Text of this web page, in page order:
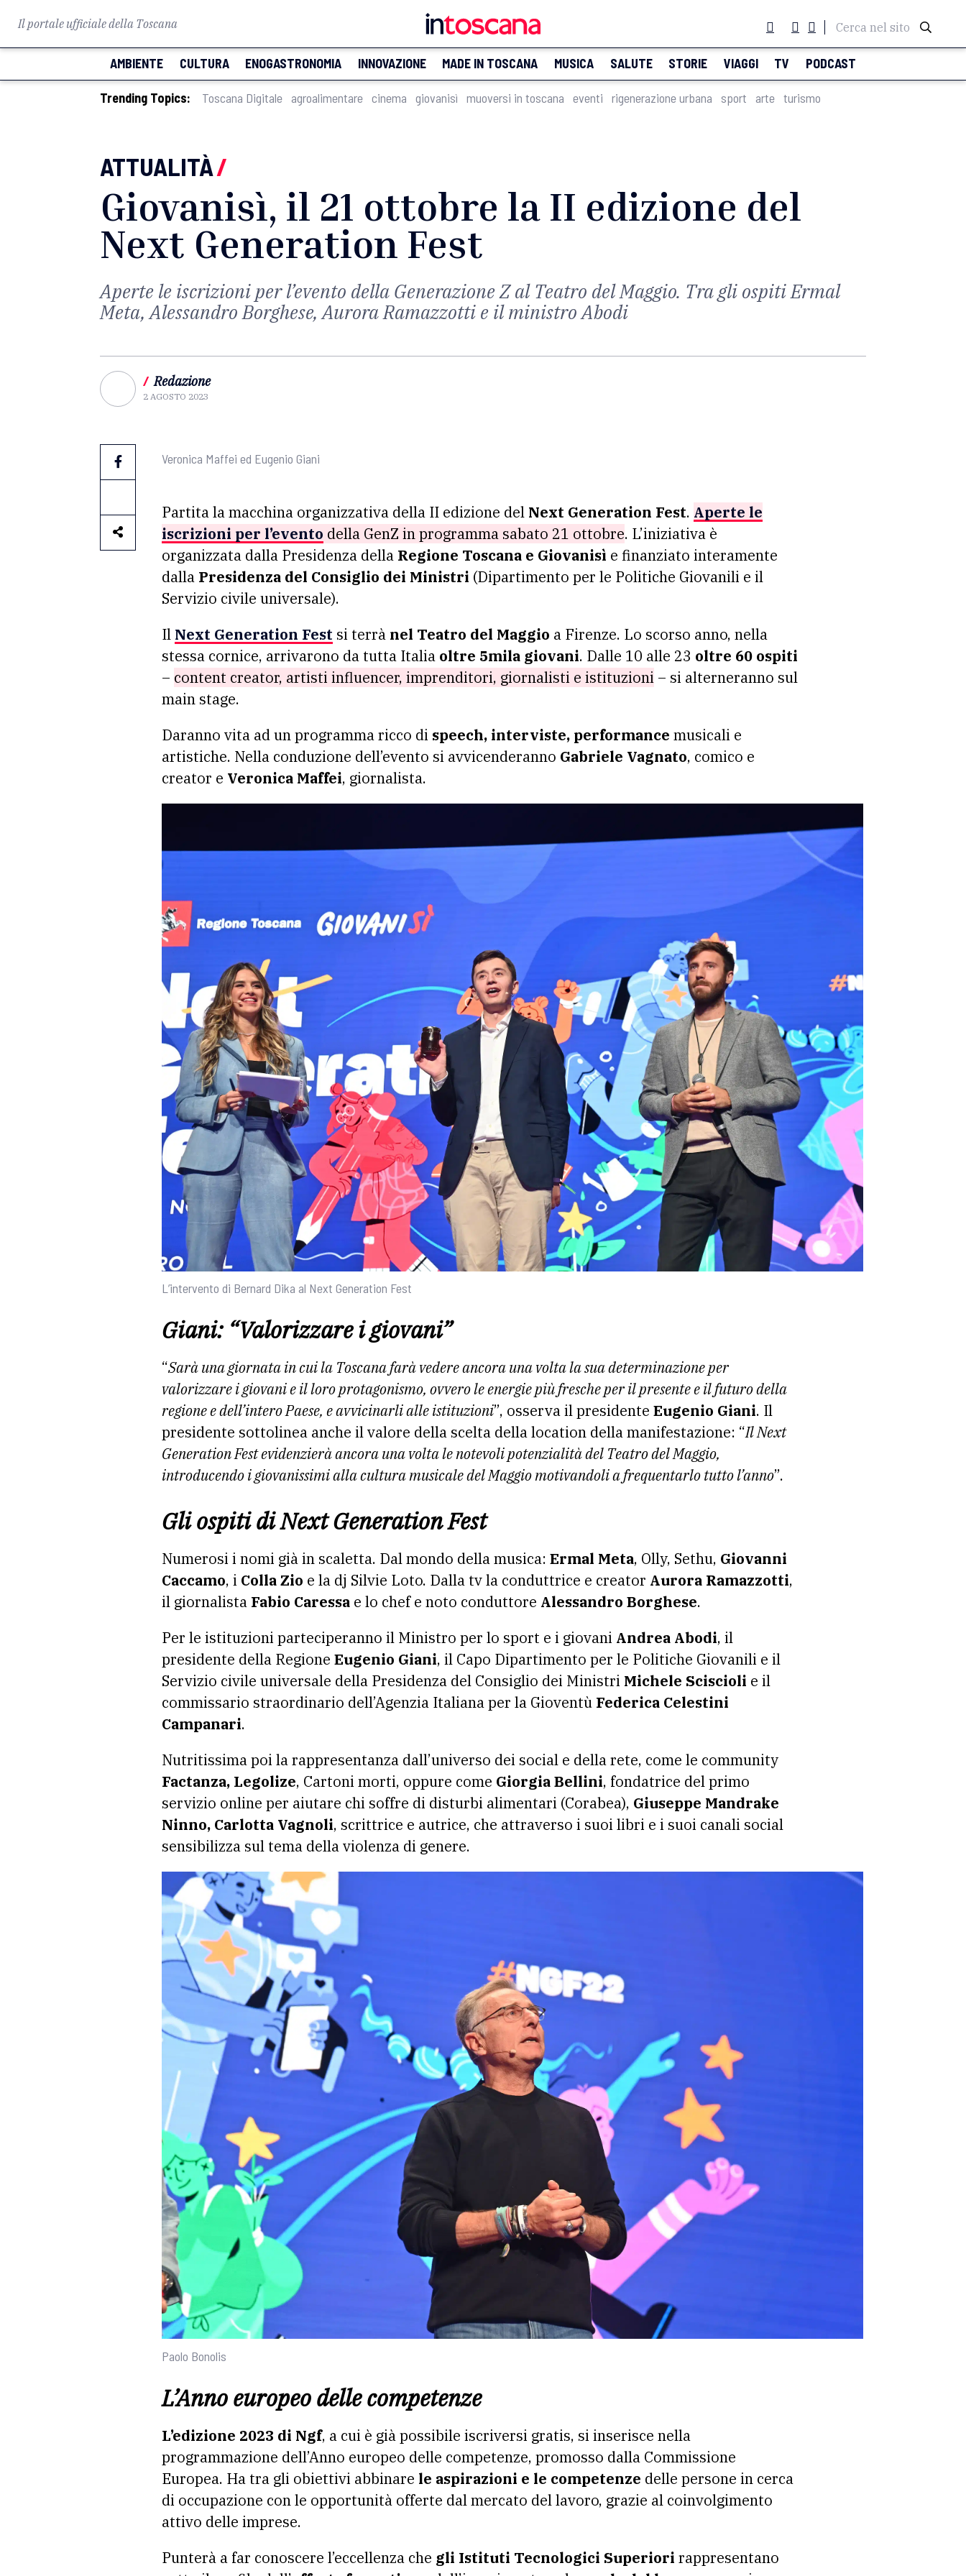
Il portale ufficiale della Toscana Cerca nel sito
AMBIENTE CULTURA ENOGASTRONOMIA INNOVAZIONE MADE IN TOSCANA MUSICA SALUTE STORIE VIAGGI TV PODCAST
Trending Topics: Toscana Digitale agroalimentare cinema giovanisì muoversi in toscana eventi rigenerazione urbana sport arte turismo
ATTUALITÀ/
Giovanisì, il 21 ottobre la II edizione del
Next Generation Fest
Aperte le iscrizioni per l’evento della Generazione Z al Teatro del Maggio. Tra gli ospiti Ermal
Meta, Alessandro Borghese, Aurora Ramazzotti e il ministro Abodi
/ Redazione
2 AGOSTO 2023
Veronica Maffei ed Eugenio Giani
Partita la macchina organizzativa della II edizione del Next Generation Fest. Aperte le
iscrizioni per l’evento della GenZ in programma sabato 21 ottobre. L’iniziativa è
organizzata dalla Presidenza della Regione Toscana e Giovanisì e finanziato interamente
dalla Presidenza del Consiglio dei Ministri (Dipartimento per le Politiche Giovanili e il
Servizio civile universale).
Il Next Generation Fest si terrà nel Teatro del Maggio a Firenze. Lo scorso anno, nella
stessa cornice, arrivarono da tutta Italia oltre 5mila giovani. Dalle 10 alle 23 oltre 60 ospiti
– content creator, artisti influencer, imprenditori, giornalisti e istituzioni – si alterneranno sul
main stage.
Daranno vita ad un programma ricco di speech, interviste, performance musicali e
artistiche. Nella conduzione dell’evento si avvicenderanno Gabriele Vagnato, comico e
creator e Veronica Maffei, giornalista.
L’intervento di Bernard Dika al Next Generation Fest
Giani: “Valorizzare i giovani”
“Sarà una giornata in cui la Toscana farà vedere ancora una volta la sua determinazione per
valorizzare i giovani e il loro protagonismo, ovvero le energie più fresche per il presente e il futuro della
regione e dell’intero Paese, e avvicinarli alle istituzioni”, osserva il presidente Eugenio Giani. Il
presidente sottolinea anche il valore della scelta della location della manifestazione: “Il Next
Generation Fest evidenzierà ancora una volta le notevoli potenzialità del Teatro del Maggio,
introducendo i giovanissimi alla cultura musicale del Maggio motivandoli a frequentarlo tutto l’anno”.
Gli ospiti di Next Generation Fest
Numerosi i nomi già in scaletta. Dal mondo della musica: Ermal Meta, Olly, Sethu, Giovanni
Caccamo, i Colla Zio e la dj Silvie Loto. Dalla tv la conduttrice e creator Aurora Ramazzotti,
il giornalista Fabio Caressa e lo chef e noto conduttore Alessandro Borghese.
Per le istituzioni parteciperanno il Ministro per lo sport e i giovani Andrea Abodi, il
presidente della Regione Eugenio Giani, il Capo Dipartimento per le Politiche Giovanili e il
Servizio civile universale della Presidenza del Consiglio dei Ministri Michele Sciscioli e il
commissario straordinario dell’Agenzia Italiana per la Gioventù Federica Celestini
Campanari.
Nutritissima poi la rappresentanza dall’universo dei social e della rete, come le community
Factanza, Legolize, Cartoni morti, oppure come Giorgia Bellini, fondatrice del primo
servizio online per aiutare chi soffre di disturbi alimentari (Corabea), Giuseppe Mandrake
Ninno, Carlotta Vagnoli, scrittrice e autrice, che attraverso i suoi libri e i suoi canali social
sensibilizza sul tema della violenza di genere.
Paolo Bonolis
L’Anno europeo delle competenze
L’edizione 2023 di Ngf, a cui è già possibile iscriversi gratis, si inserisce nella
programmazione dell’Anno europeo delle competenze, promosso dalla Commissione
Europea. Ha tra gli obiettivi abbinare le aspirazioni e le competenze delle persone in cerca
di occupazione con le opportunità offerte dal mercato del lavoro, grazie al coinvolgimento
attivo delle imprese.
Punterà a far conoscere l’eccellenza che gli Istituti Tecnologici Superiori rappresentano